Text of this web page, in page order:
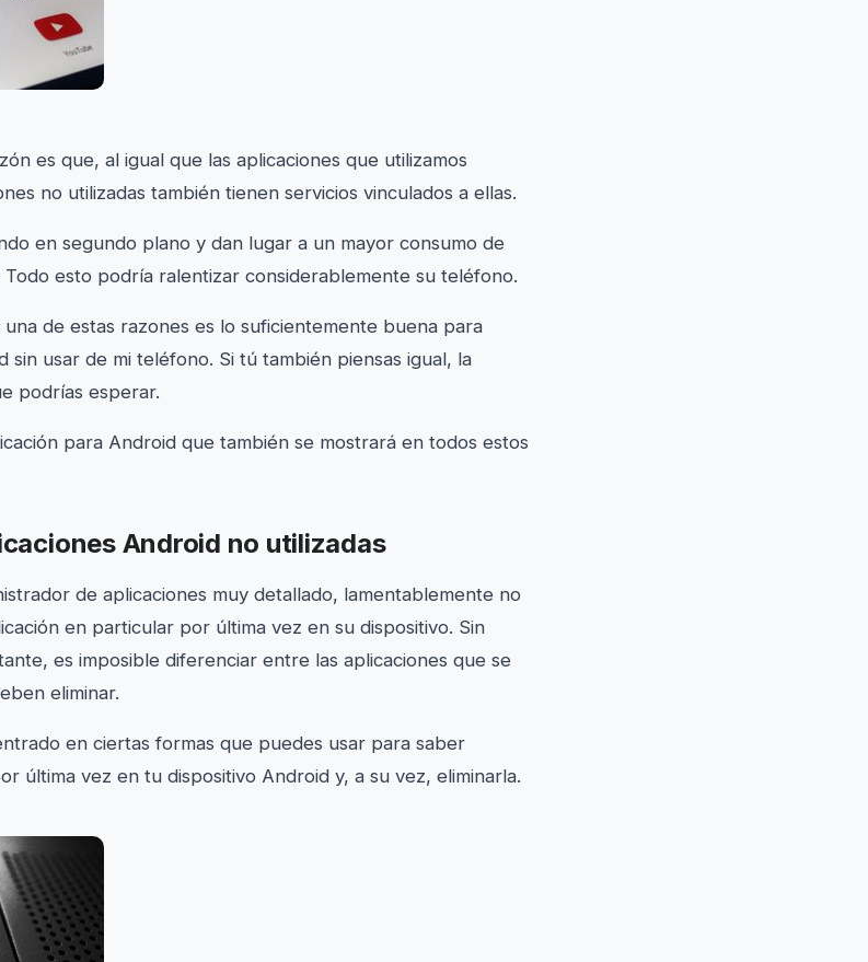
es que, al igual que las aplicaciones que utilizamos
no utilizadas también tienen servicios vinculados a ellas.
en segundo plano y dan lugar a un mayor consumo de
esto podría ralentizar considerablemente su teléfono.
de estas razones es lo suficientemente buena para
sin usar de mi teléfono. Si tú también piensas igual, la
podrías esperar.
para Android que también se mostrará en todos estos
Android no utilizadas
de aplicaciones muy detallado, lamentablemente no
en particular por última vez en su dispositivo. Sin
es imposible diferenciar entre las aplicaciones que se
eliminar.
en ciertas formas que puedes usar para saber
última vez en tu dispositivo Android y, a su vez, eliminarla.